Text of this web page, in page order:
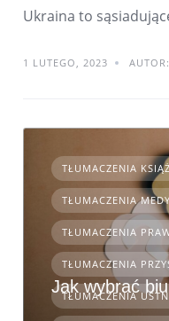
Ukraina to
1 LUTEGO, 2023
TŁUMACZENIA
TŁUMACZENIA
TŁUMACZENIA
TŁUMACZENIA
TŁUMACZENIA
Jak wybrać